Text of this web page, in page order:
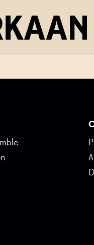
JE
www.podcast.npo.nl/